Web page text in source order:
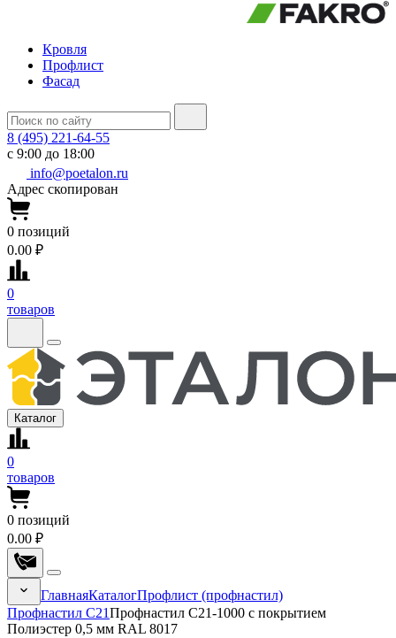
Кровля
Профлист
Фасад
8 (495) 221-64-55
с 9:00 до 18:00
info@poetalon.ru
Адрес скопирован
0 позиций
0.00 ₽
0
товаров
Каталог
0
товаров
0 позиций
0.00 ₽
ГлавнаяКаталогПрофлист (профнастил)
Профнастил С21Профнастил С21-1000 с покрытием
Полиэстер 0,5 мм RAL 8017